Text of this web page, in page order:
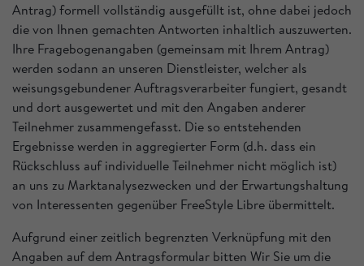
Antrag) formell vollständig ausgefüllt ist, ohne dabei jedoch
die von Ihnen gemachten Antworten inhaltlich auszuwerten.
Ihre Fragebogenangaben (gemeinsam mit Ihrem Antrag)
werden sodann an unseren Dienstleister, welcher als
weisungsgebundener Auftragsverarbeiter fungiert, gesandt
und dort ausgewertet und mit den Angaben anderer
Teilnehmer zusammengefasst. Die so entstehenden
Ergebnisse werden in aggregierter Form (d.h. dass ein
Rückschluss auf individuelle Teilnehmer nicht möglich ist)
an uns zu Marktanalysezwecken und der Erwartungshaltung
von Interessenten gegenüber FreeStyle Libre übermittelt.
Aufgrund einer zeitlich begrenzten Verknüpfung mit den
Angaben auf dem Antragsformular bitten Wir Sie um die